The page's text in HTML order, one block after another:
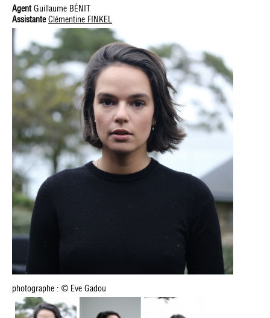
AgentGuillaume BÉNIT
Assistante Clémentine FINKEL
photographe : © Eve Gadou